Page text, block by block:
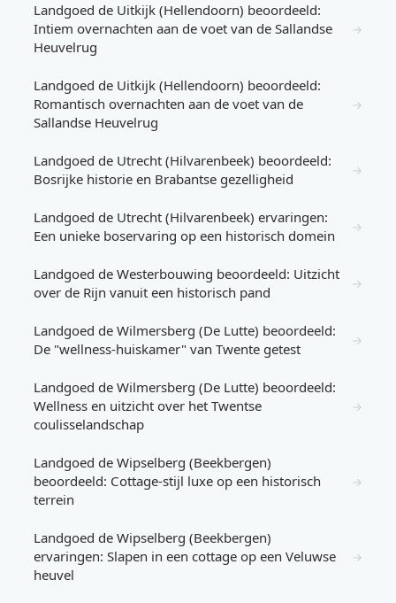
Landgoed de Uitkijk (Hellendoorn) beoordeeld:
Intiem overnachten aan de voet van de Sallandse
Heuvelrug
→
Landgoed de Uitkijk (Hellendoorn) beoordeeld:
Romantisch overnachten aan de voet van de
Sallandse Heuvelrug
→
Landgoed de Utrecht (Hilvarenbeek) beoordeeld:
Bosrijke historie en Brabantse gezelligheid
→
Landgoed de Utrecht (Hilvarenbeek) ervaringen:
Een unieke boservaring op een historisch domein
→
Landgoed de Westerbouwing beoordeeld: Uitzicht
over de Rijn vanuit een historisch pand
→
Landgoed de Wilmersberg (De Lutte) beoordeeld:
De "wellness-huiskamer" van Twente getest
→
Landgoed de Wilmersberg (De Lutte) beoordeeld:
Wellness en uitzicht over het Twentse
coulisselandschap
→
Landgoed de Wipselberg (Beekbergen)
beoordeeld: Cottage-stijl luxe op een historisch
terrein
→
Landgoed de Wipselberg (Beekbergen)
ervaringen: Slapen in een cottage op een Veluwse
heuvel
→